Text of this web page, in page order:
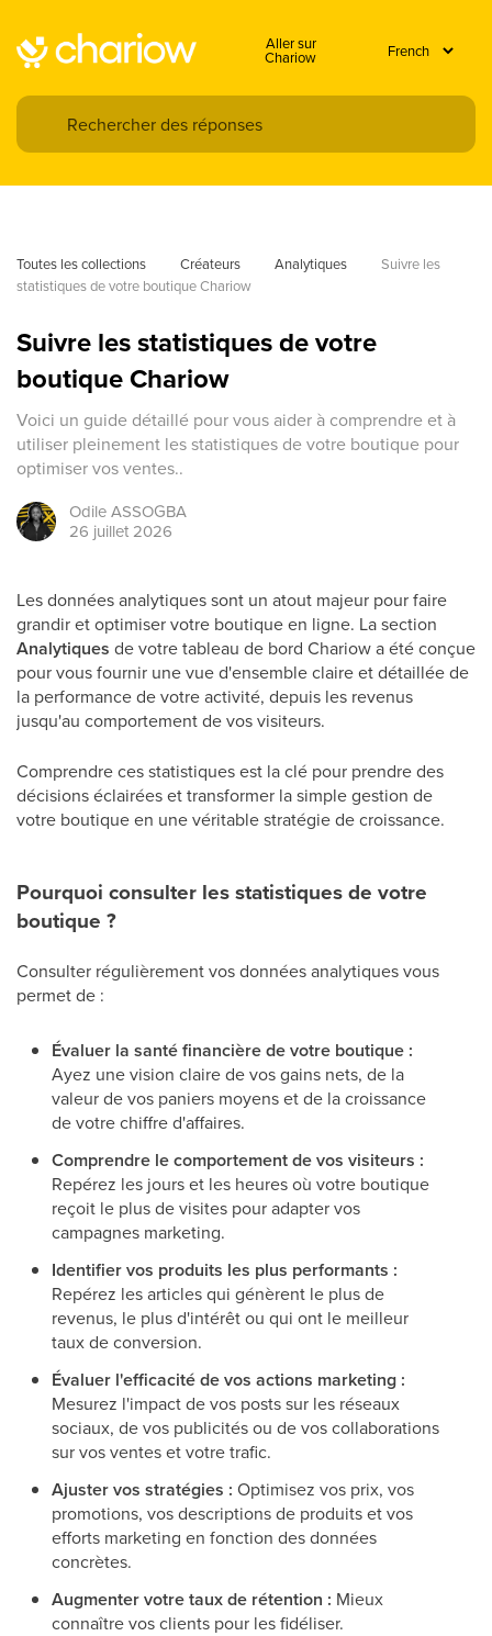
Aller sur
Chariow
Toutes les collections Créateurs Analytiques
Suivre les
statistiques de votre boutique Chariow
Suivre les statistiques de votre
boutique Chariow
Voici un guide détaillé pour vous aider à comprendre et à
utiliser pleinement les statistiques de votre boutique pour
optimiser vos ventes..
OdileASSOGBA
26 juillet 2026
Les données analytiques sont un atout majeur pour faire
grandir et optimiser votre boutique en ligne. La section
Analytiques de votre tableau de bord Chariow a été conçue
pour vous fournir une vue d'ensemble claire et détaillée de
la performance de votre activité, depuis les revenus
jusqu'au comportement de vos visiteurs.
Comprendre ces statistiques est la clé pour prendre des
décisions éclairées et transformer la simple gestion de
votre boutique en une véritable stratégie de croissance.
Pourquoi consulter les statistiques de votre
boutique ?
Consulter régulièrement vos données analytiques vous
permet de :
Évaluer la santé financière de votre boutique :
Ayez une vision claire de vos gains nets, de la
valeur de vos paniers moyens et de la croissance
de votre chiffre d'affaires.
Comprendre le comportement de vos visiteurs :
Repérez les jours et les heures où votre boutique
reçoit le plus de visites pour adapter vos
campagnes marketing.
Identifier vos produits les plus performants :
Repérez les articles qui génèrent le plus de
revenus, le plus d'intérêt ou qui ont le meilleur
taux de conversion.
Évaluer l'efficacité de vos actions marketing :
Mesurez l'impact de vos posts sur les réseaux
sociaux, de vos publicités ou de vos collaborations
sur vos ventes et votre trafic.
Ajuster vos stratégies : Optimisez vos prix, vos
promotions, vos descriptions de produits et vos
efforts marketing en fonction des données
concrètes.
Augmenter votre taux de rétention : Mieux
connaître vos clients pour les fidéliser.